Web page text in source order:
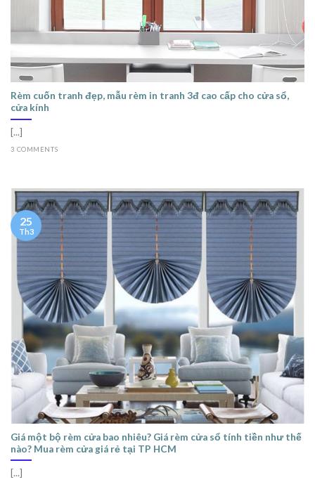
Rèm cuốn tranh đẹp, mẫu rèm in tranh 3đ cao cấp cho cửa sổ,
cửa kính
[...]
3 COMMENTS
Giá một bộ rèm cửa bao nhiêu? Giá rèm cửa sổ tính tiền như thế
nào? Mua rèm cửa giá rẻ tại TP HCM
[...]
25
Th3